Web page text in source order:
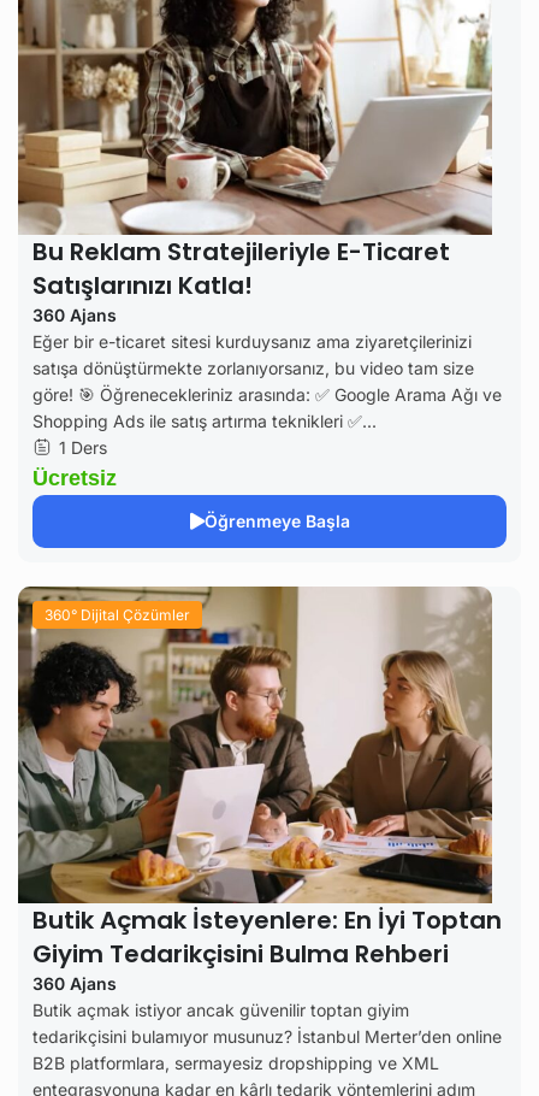
Bu Reklam Stratejileriyle E-Ticaret
Satışlarınızı Katla!
360 Ajans
Eğer bir e-ticaret sitesi kurduysanız ama ziyaretçilerinizi
satışa dönüştürmekte zorlanıyorsanız, bu video tam size
göre! 🎯 Öğrenecekleriniz arasında: ✅ Google Arama Ağı ve
Shopping Ads ile satış artırma teknikleri ✅...
1 Ders
Ücretsiz
Öğrenmeye Başla
360° Dijital Çözümler
Butik Açmak İsteyenlere: En İyi Toptan
Giyim Tedarikçisini Bulma Rehberi
360 Ajans
Butik açmak istiyor ancak güvenilir toptan giyim
tedarikçisini bulamıyor musunuz? İstanbul Merter’den online
B2B platformlara, sermayesiz dropshipping ve XML
entegrasyonuna kadar en kârlı tedarik yöntemlerini adım